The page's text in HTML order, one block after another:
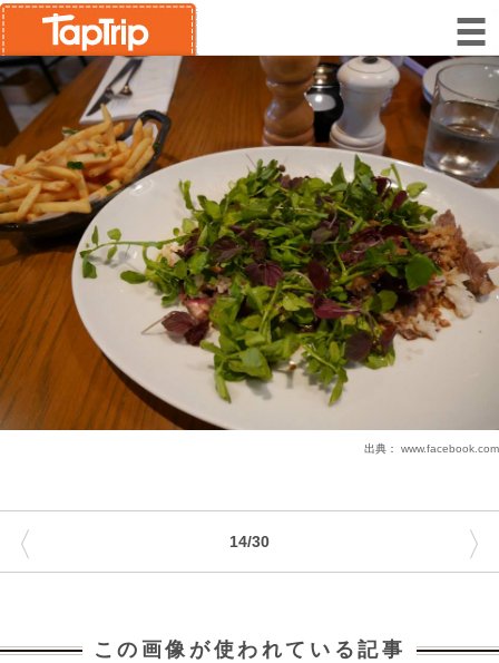
出典： www.facebook.com
14/30
〈 〉
この画像が使われている記事